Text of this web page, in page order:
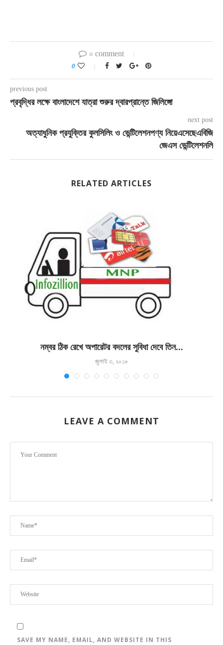
০ comment
0
previous post
প্রবৃদ্ধির লক্ষে বাংলাদেশে যাত্রা শুরুর দ্বারপ্রান্তে জিলিঙ্গো
next post
অত্যাধুনিক প্রযুক্তির কুলসিলিং ও ভেন্টিলেশনপণ্য নিয়েএসেছেএবিজি
জেএস ভেন্টিলেশনলি
RELATED ARTICLES
নম্বর ঠিক রেখে অপারেটর বদলের সুবিধা দেবে তিন...
জুলাই ৩, ২০১৮
LEAVE A COMMENT
SAVE MY NAME, EMAIL, AND WEBSITE IN THIS